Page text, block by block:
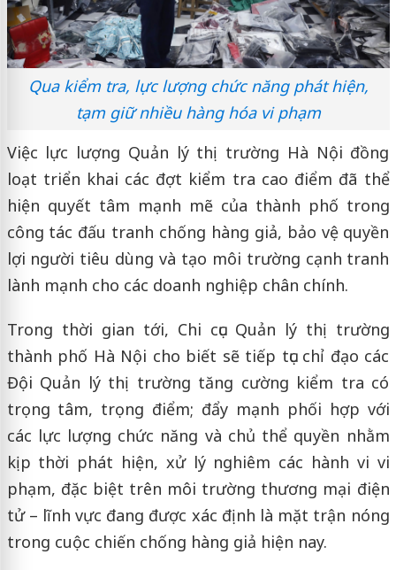
Qua kiểm tra, lực lượng chức năng phát hiện,
tạm giữ nhiều hàng hóa vi phạm
Việc lực lượng Quản lý thị trường Hà Nội đồng
loạt triển khai các đợt kiểm tra cao điểm đã thể
hiện quyết tâm mạnh mẽ của thành phố trong
công tác đấu tranh chống hàng giả, bảo vệ quyền
lợi người tiêu dùng và tạo môi trường cạnh tranh
lành mạnh cho các doanh nghiệp chân chính.
Trong thời gian tới, Chi cục Quản lý thị trường
thành phố Hà Nội cho biết sẽ tiếp tục chỉ đạo các
Đội Quản lý thị trường tăng cường kiểm tra có
trọng tâm, trọng điểm; đẩy mạnh phối hợp với
các lực lượng chức năng và chủ thể quyền nhằm
kịp thời phát hiện, xử lý nghiêm các hành vi vi
phạm, đặc biệt trên môi trường thương mại điện
tử – lĩnh vực đang được xác định là mặt trận nóng
trong cuộc chiến chống hàng giả hiện nay.